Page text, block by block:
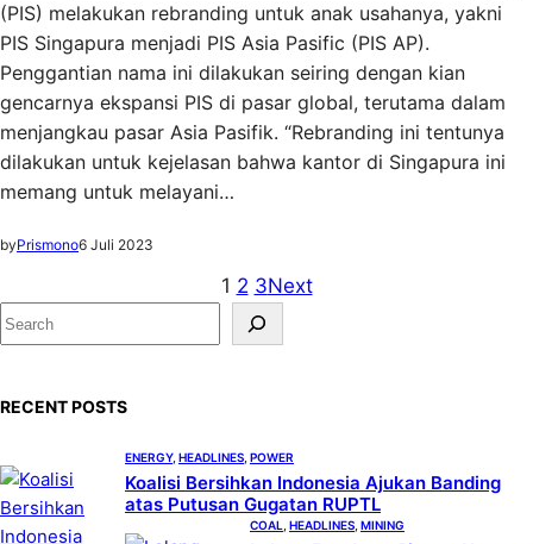
(PIS) melakukan rebranding untuk anak usahanya, yakni
PIS Singapura menjadi PIS Asia Pasific (PIS AP).
Penggantian nama ini dilakukan seiring dengan kian
gencarnya ekspansi PIS di pasar global, terutama dalam
menjangkau pasar Asia Pasifik. “Rebranding ini tentunya
dilakukan untuk kejelasan bahwa kantor di Singapura ini
memang untuk melayani…
byPrismono6 Juli 2023
1 2 3Next
S
e
r
h
RECENT POSTS
ENERGY, HEADLINES POWER
Koalisi Bersihkan Indonesia Ajukan Banding
atas Putusan Gugatan RUPTL
COAL HEADLINES MINING